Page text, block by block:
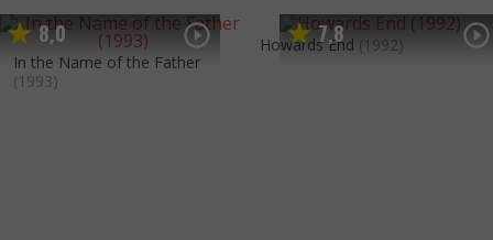
8,0
In the Name of the Father
(1993)
7,8
Howards End (1992)